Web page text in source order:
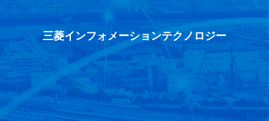
三菱インフォメーションテクノロジー